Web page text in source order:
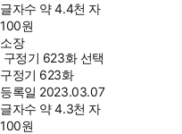
글자수 약 4.4천 자
100원
소장
구정기 623화 선택
구정기 623화
등록일 2023.03.07
글자수 약 4.3천 자
100원